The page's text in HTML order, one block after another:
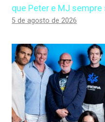
que Peter e MJ
5 de agosto de 2026